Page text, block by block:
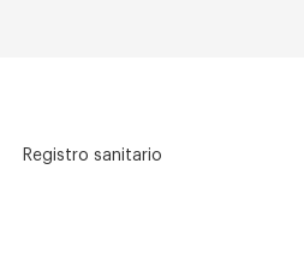
Registro sanitario